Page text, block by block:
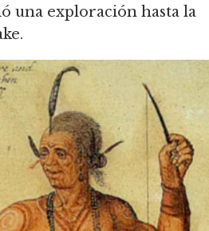
una exploración hasta la